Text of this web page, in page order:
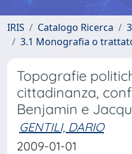
IRIS Catalogo Ricerca
3.1 Monografia o
Topografie
cittadinanza,
Benjamin e
GENTILI, DARIO
2009-01-01